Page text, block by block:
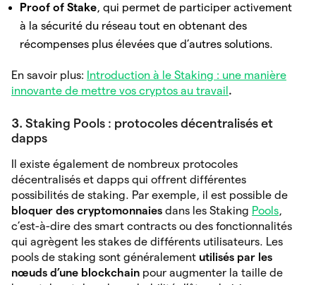
Proof of Stake, qui permet de participer activement
à la sécurité du réseau tout en obtenant des
récompenses plus élevées que d’autres solutions.
En savoir plus: Introduction à le Staking : une manière
innovante de mettre vos cryptos au travail .
3. Staking Pools : protocoles décentralisés et
dapps
Il existe également de nombreux protocoles
décentralisés et dapps qui offrent différentes
possibilités de staking. Par exemple, il est possible de
bloquer des cryptomonnaies dans les Staking Pools,
c’est-à-dire des smart contracts ou des fonctionnalités
qui agrègent les stakes de différents utilisateurs. Les
pools de staking sont généralement utilisés par les
nœuds d’une blockchain pour augmenter la taille de